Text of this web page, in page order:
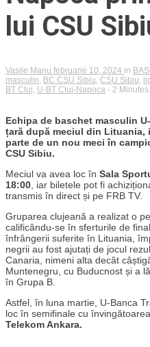
lui CSU
Vasile Manu februarie 10, 2024 in
masculin BC CSU Sibiu CSU Sibiu
BT Cluj U-BT Cluj-Napoca - 2 Minutes
Echipa de baschet masculin
țară după meciul din Lituania,
parte de un nou meci în
CSU Sibiu.
Meciul va avea loc în Sala
18:00 , iar biletele pot fi
transmis în direct și pe FRB TV.
Gruparea clujeană a realizat o
calificându-se în sferturile de
înfrângerii suferite în Lituania,
negrii au fost ajutați de jocul
Canaria, nimeni alta decât
Muntenegru, cu Buducnost și a
în Grupa B.
Astfel, în luna martie, U-Banca
loc în semifinale cu
Telekom Ankara.